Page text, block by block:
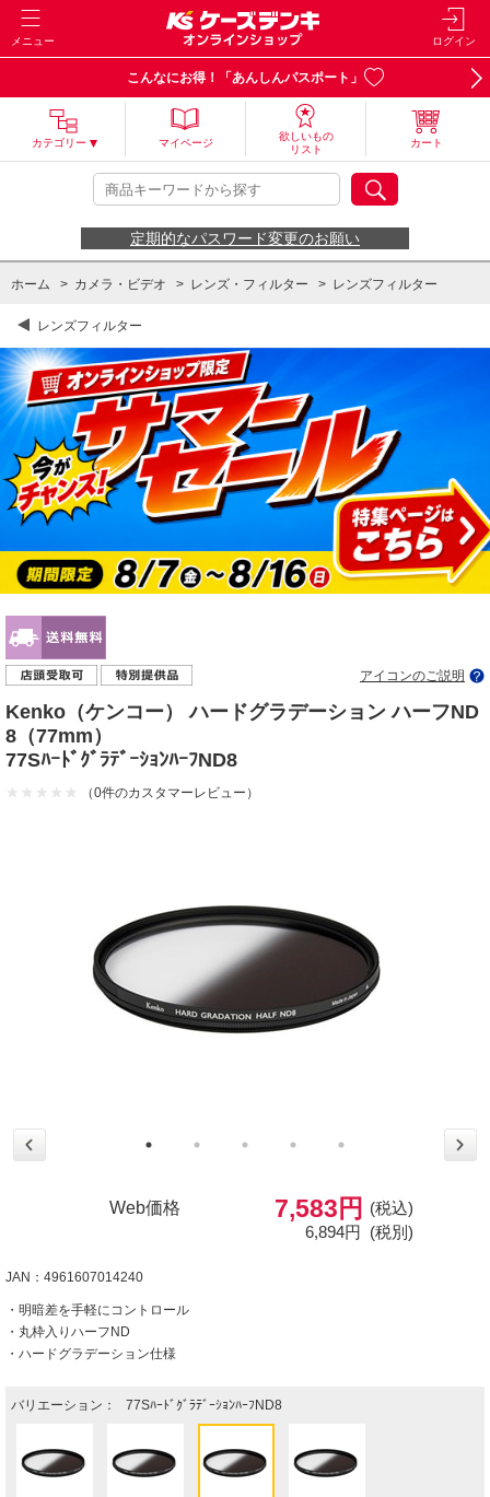
メニュー ログイン
こんなにお得！「あんしんパスポート」
カテゴリー マイページ
欲しいもの
リスト
カート
定期的なパスワード変更のお願い
ホーム > カメラ・ビデオ > レンズ・フィルター > レンズフィルター
レンズフィルター
アイコンのご説明
Kenko（ケンコー） ハードグラデーション ハーフND
8（77mm）
77SﾊｰﾄﾞｸﾞﾗﾃﾞｰｼｮﾝﾊｰﾌND8
（0件のカスタマーレビュー）
Web価格 7,583円
(税込)
6,894円 (税別)
JAN：4961607014240
・明暗差を手軽にコントロール
・丸枠入りハーフND
・ハードグラデーション仕様
バリエーション： 77SﾊｰﾄﾞｸﾞﾗﾃﾞｰｼｮﾝﾊｰﾌND8